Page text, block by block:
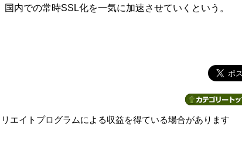
国内での常時SSL化を一気に加速させていくという。
エイトプログラムによる収益を得ている場合があります